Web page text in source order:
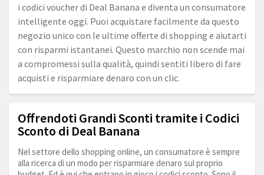
i codici voucher di Deal Banana e diventa un consumatore
intelligente oggi. Puoi acquistare facilmente da questo
negozio unico con le ultime offerte di shopping e aiutarti
con risparmi istantanei. Questo marchio non scende mai
a compromessi sulla qualità, quindi sentiti libero di fare
acquisti e risparmiare denaro con un clic.
Offrendoti Grandi Sconti tramite i Codici
Sconto di Deal Banana
Nel settore dello shopping online, un consumatore è sempre
alla ricerca di un modo per risparmiare denaro sul proprio